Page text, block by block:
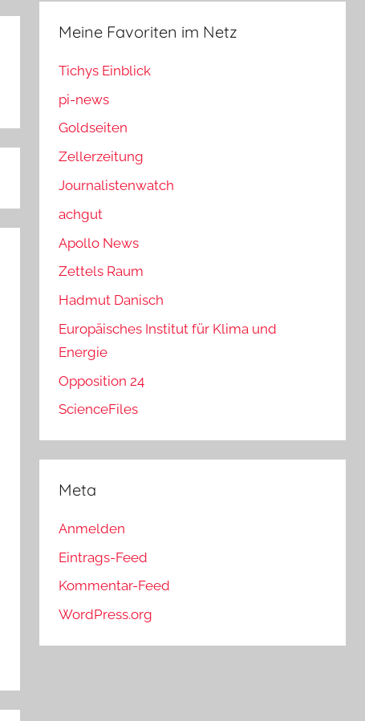
Meine Favoriten im Netz
Tichys Einblick
pi-news
Goldseiten
Zellerzeitung
Journalistenwatch
achgut
Apollo News
Zettels Raum
Hadmut Danisch
Europäisches Institut für Klima und
Energie
Opposition 24
ScienceFiles
Meta
Anmelden
Eintrags-Feed
Kommentar-Feed
WordPress.org